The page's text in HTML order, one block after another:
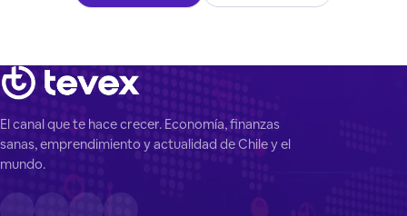
El canal que te hace crecer. Economía, finanzas
sanas, emprendimiento y actualidad de Chile y el
mundo.